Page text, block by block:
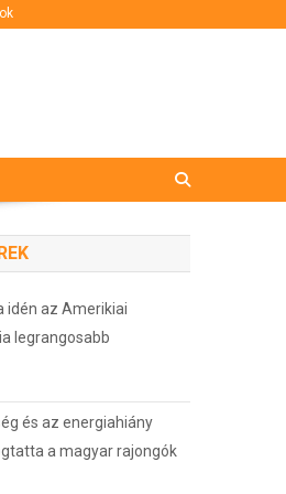
idén az Amerikiai
legrangosabb
és az energiahiány
a magyar rajongók